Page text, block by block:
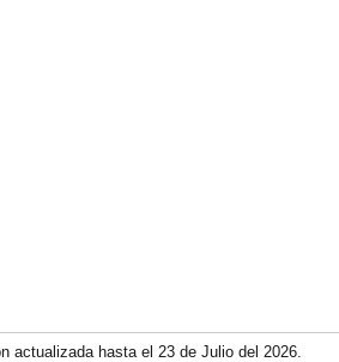
actualizada hasta el 23 de Julio del 2026.